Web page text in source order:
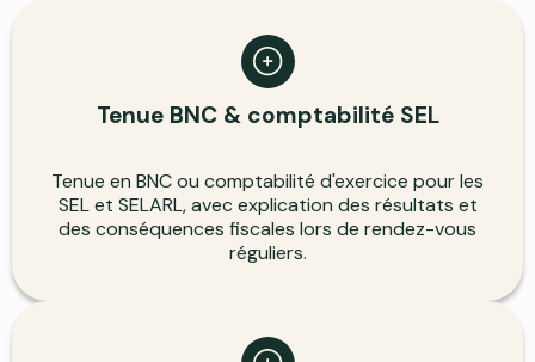
Tenue BNC & comptabilité SEL
Tenue en BNC ou comptabilité d'exercice pour les
SEL et SELARL, avec explication des résultats et
des conséquences fiscales lors de rendez-vous
réguliers.